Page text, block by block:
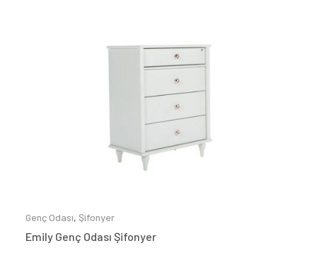
Genç Odası, Şifonyer
Emily Genç Odası Şifonyer